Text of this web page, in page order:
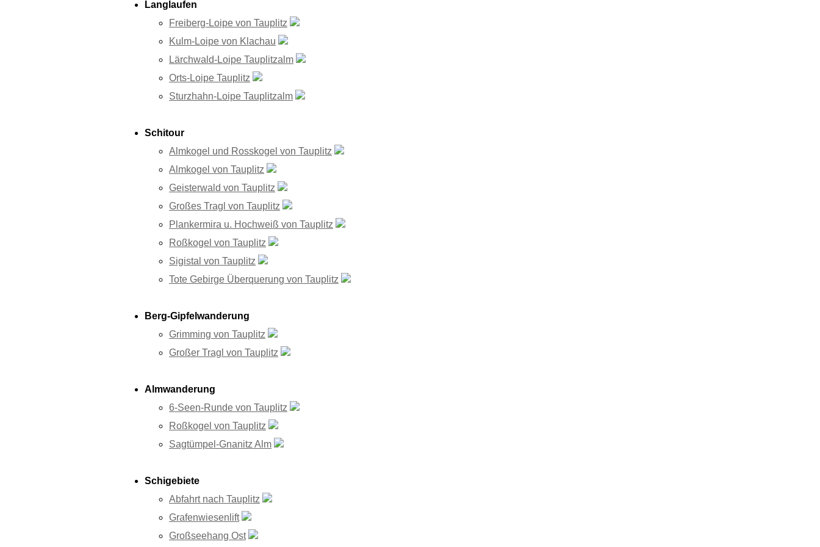
Langlaufen
Freiberg-Loipe von Tauplitz
Kulm-Loipe von Klachau
Lärchwald-Loipe Tauplitzalm
Orts-Loipe Tauplitz
Sturzhahn-Loipe Tauplitzalm
Schitour
Almkogel und Rosskogel von Tauplitz
Almkogel von Tauplitz
Geisterwald von Tauplitz
Großes Tragl von Tauplitz
Plankermira u. Hochweiß von Tauplitz
Roßkogel von Tauplitz
Sigistal von Tauplitz
Tote Gebirge Überquerung von Tauplitz
Berg-Gipfelwanderung
Grimming von Tauplitz
Großer Tragl von Tauplitz
Almwanderung
6-Seen-Runde von Tauplitz
Roßkogel von Tauplitz
Sagtümpel-Gnanitz Alm
Schigebiete
Abfahrt nach Tauplitz
Grafenwiesenlift
Großseehang Ost